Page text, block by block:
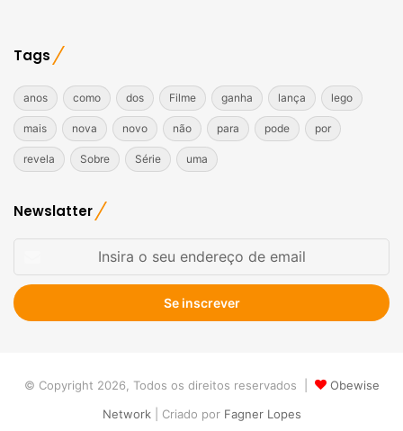
Tags
anos como dos Filme ganha lança lego
mais nova novo não para pode por
revela Sobre Série uma
Newslatter
Insira
seu
endereço
de
© Copyright 2026, Todos os direitos reservados |
Obewise
Network| Criado porFagner Lopes